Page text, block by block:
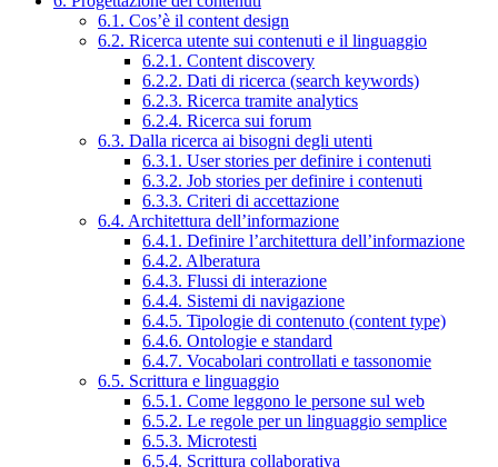
6.1. Cos’è il content design
6.2. Ricerca utente sui contenuti e il linguaggio
6.2.1. Content discovery
6.2.2. Dati di ricerca (search keywords)
6.2.3. Ricerca tramite analytics
6.2.4. Ricerca sui forum
6.3. Dalla ricerca ai bisogni degli utenti
6.3.1. User stories per definire i contenuti
6.3.2. Job stories per definire i contenuti
6.3.3. Criteri di accettazione
6.4. Architettura dell’informazione
6.4.1. Definire l’architettura dell’informazione
6.4.2. Alberatura
6.4.3. Flussi di interazione
6.4.4. Sistemi di navigazione
6.4.5. Tipologie di contenuto (content type)
6.4.6. Ontologie e standard
6.4.7. Vocabolari controllati e tassonomie
6.5. Scrittura e linguaggio
6.5.1. Come leggono le persone sul web
6.5.2. Le regole per un linguaggio semplice
6.5.3. Microtesti
6.5.4. Scrittura collaborativa